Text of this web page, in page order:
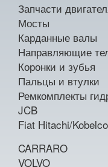
Запчасти
Мосты
Карданные валы
Направляющие
Коронки и зубья
Пальцы и втулки
Ремкомплекты
JCB
Fiat Hitachi/Kobelco
CARRARO
VOLVO